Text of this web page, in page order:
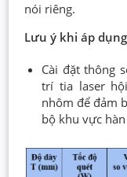
nói riêng.
Lưu ý khi áp
Cài đặt thông
trí tia laser
nhôm để đảm
bộ khu vực hàn